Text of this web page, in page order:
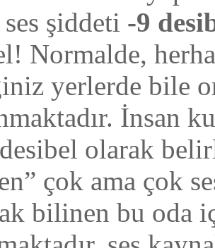
şiddeti -9
Normalde,
yerlerde bile
İnsan
olarak
çok ama çok
bilinen bu oda